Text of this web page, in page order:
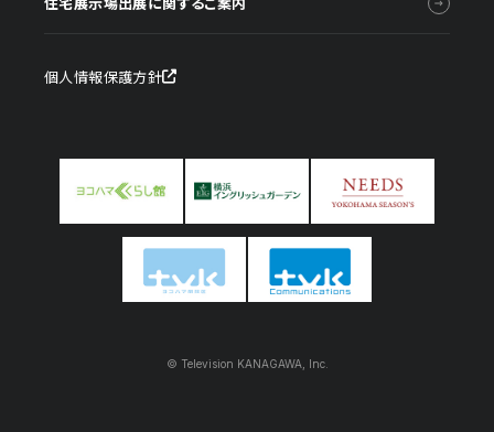
個人情報保護方針
© Television KANAGAWA, Inc.